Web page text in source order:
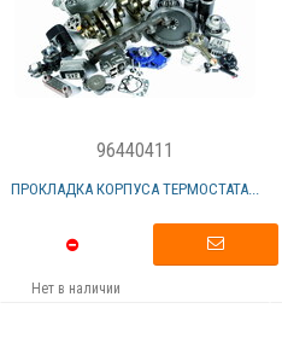
96440411
ПРОКЛАДКА КОРПУСА ТЕРМОСТАТА...
Нет в наличии